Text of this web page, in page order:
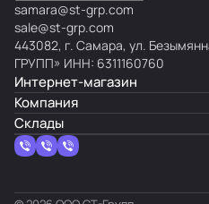
samara@st-grp.com
sale@st-grp.com
443082, г. Самара, ул.
ГРУПП» ИНН: 6311160760
Интернет-магазин
Компания
Склады